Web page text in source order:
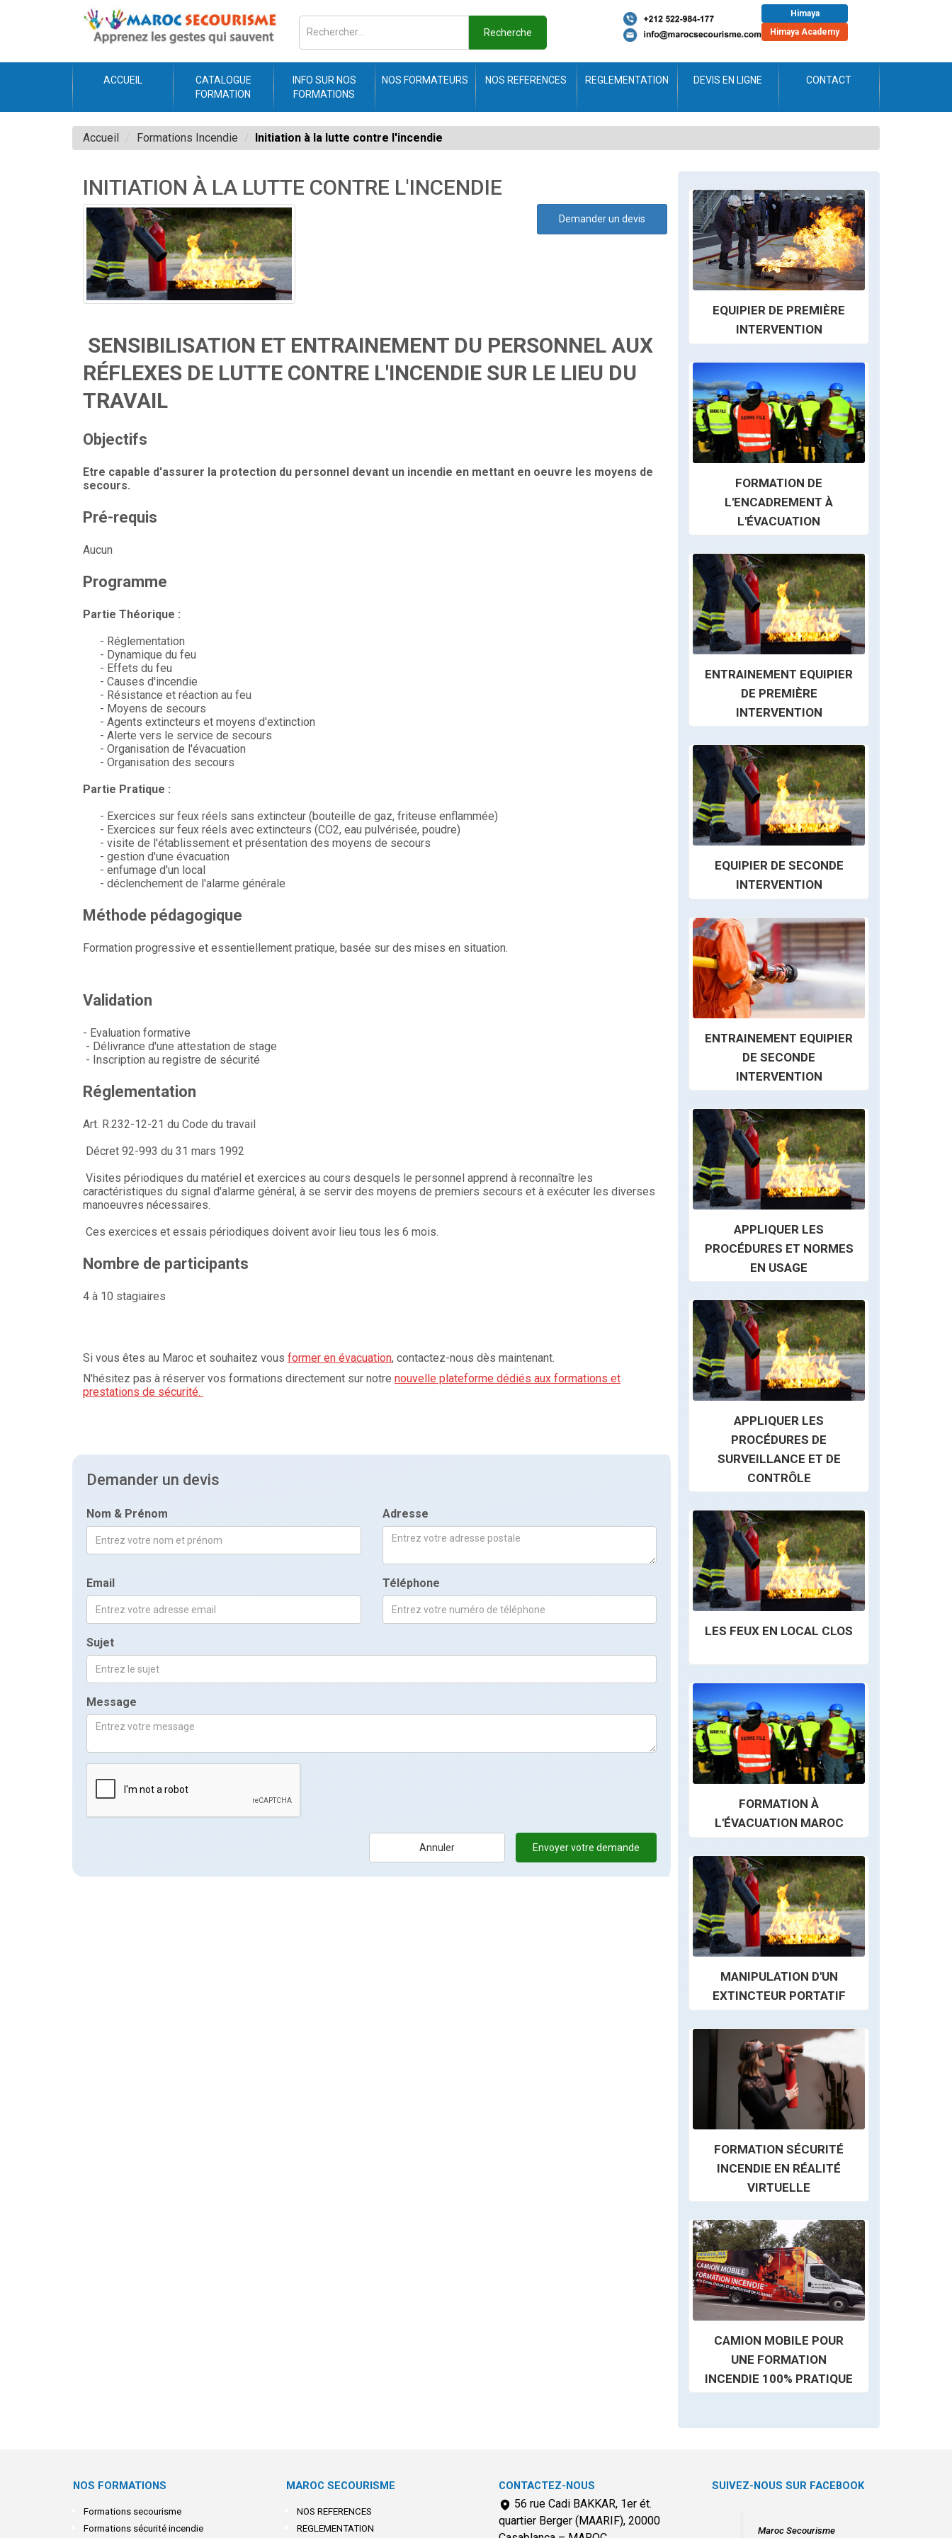
Recherche
Himaya
Himaya Academy
ACCUEIL
CATALOGUE
FORMATION
INFO SUR NOS
FORMATIONS
NOS FORMATEURS NOS REFERENCES REGLEMENTATION DEVIS EN LIGNE CONTACT
Accueil Formations Incendie Initiation à la lutte contre l'incendie
INITIATION À LA LUTTE CONTRE L'INCENDIE
Demander un devis
SENSIBILISATION ET ENTRAINEMENT DU PERSONNEL AUX
RÉFLEXES DE LUTTE CONTRE L'INCENDIE SUR LE LIEU DU
TRAVAIL
Objectifs
Etre capable d'assurer la protection du personnel devant un incendie en mettant en oeuvre les moyens de
secours.
Pré-requis
Aucun
Programme
Partie Théorique :
- Réglementation
- Dynamique du feu
- Effets du feu
- Causes d'incendie
- Résistance et réaction au feu
- Moyens de secours
- Agents extincteurs et moyens d'extinction
- Alerte vers le service de secours
- Organisation de l'évacuation
- Organisation des secours
Partie Pratique :
- Exercices sur feux réels sans extincteur (bouteille de gaz, friteuse enflammée)
- Exercices sur feux réels avec extincteurs (CO2, eau pulvérisée, poudre)
- visite de l'établissement et présentation des moyens de secours
- gestion d'une évacuation
- enfumage d'un local
- déclenchement de l'alarme générale
Méthode pédagogique
Formation progressive et essentiellement pratique, basée sur des mises en situation.
Validation
- Evaluation formative
- Délivrance d'une attestation de stage
- Inscription au registre de sécurité
Réglementation
Art. R.232-12-21 du Code du travail
Décret 92-993 du 31 mars 1992
Visites périodiques du matériel et exercices au cours desquels le personnel apprend à reconnaître les
caractéristiques du signal d'alarme général, à se servir des moyens de premiers secours et à exécuter les diverses
manoeuvres nécessaires.
Ces exercices et essais périodiques doivent avoir lieu tous les 6 mois.
Nombre de participants
4 à 10 stagiaires
Si vous êtes au Maroc et souhaitez vous former en évacuation, contactez-nous dès maintenant.
N'hésitez pas à réserver vos formations directement sur notre nouvelle plateforme dédiés aux formations et
prestations de sécurité.
Demander un devis
Nom & Prénom Adresse
Email Téléphone
Sujet
Message
Envoyer votre demande
Annuler
EQUIPIER DE PREMIÈRE
INTERVENTION
FORMATION DE
L'ENCADREMENT À
L'ÉVACUATION
ENTRAINEMENT EQUIPIER
DE PREMIÈRE
INTERVENTION
EQUIPIER DE SECONDE
INTERVENTION
ENTRAINEMENT EQUIPIER
DE SECONDE
INTERVENTION
APPLIQUER LES
PROCÉDURES ET NORMES
EN USAGE
APPLIQUER LES
PROCÉDURES DE
SURVEILLANCE ET DE
CONTRÔLE
LES FEUX EN LOCAL CLOS
FORMATION À
L'ÉVACUATION MAROC
MANIPULATION D'UN
EXTINCTEUR PORTATIF
FORMATION SÉCURITÉ
INCENDIE EN RÉALITÉ
VIRTUELLE
CAMION MOBILE POUR
UNE FORMATION
INCENDIE 100% PRATIQUE
NOS FORMATIONS
Formations secourisme
Formations sécurité incendie
MAROC SECOURISME
NOS REFERENCES
REGLEMENTATION
CONTACTEZ-NOUS
56 rue Cadi BAKKAR, 1er ét.
quartier Berger (MAARIF), 20000
SUIVEZ-NOUS SUR FACEBOOK
Maroc Secourisme